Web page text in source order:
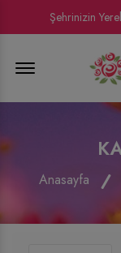
Şehrinizin
Menu Open
Anasayfa